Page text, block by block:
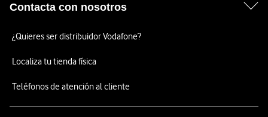
Contacta con nosotros
¿Quieres ser distribuidor Vodafone?
Localiza tu tienda física
Teléfonos de atención al cliente